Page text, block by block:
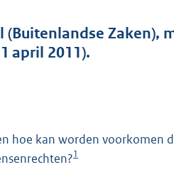
t
Zaken),
april 2011).
hoe kan worden voorkomen
1